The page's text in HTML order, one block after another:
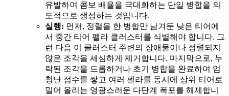
유발하여 콤보 배율을 극대화하는 단일 병합을 의
도적으로 생성하는 것입니다.
실행: 먼저, 정렬을 한 병합만 남겨둔 낮은 티어에
서 중간 티어 펠라 클러스터를 식별해야 합니다. 그
런 다음 이 클러스터 주변의 장애물이나 정렬되지
않은 조각을 세심하게 제거합니다. 마지막으로, 누
락된 조각을 드롭하거나 초기 병합을 완료하여 엄
청난 점수를 쌓고 여러 펠라를 동시에 상위 티어로
밀어 올리는 영광스러운 다단계 폭포를 해제합니